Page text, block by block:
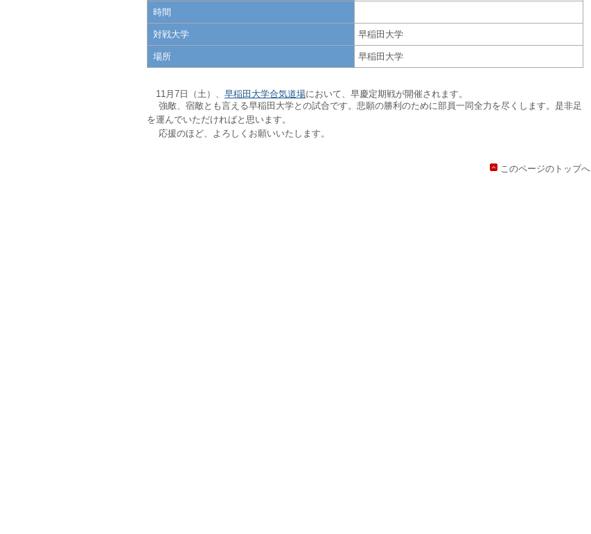
時間
対戦大学 早稲田大学
場所 早稲田大学
11月7日（土）、 早稲田大学合気道場において、早慶定期戦が開催されます。
強敵、宿敵とも言える早稲田大学との試合です。悲願の勝利のために部員一同全力を尽くします。 是非足
を運んでいただければと思います。
応援のほど、よろしくお願いいたします。
このページのトップへ